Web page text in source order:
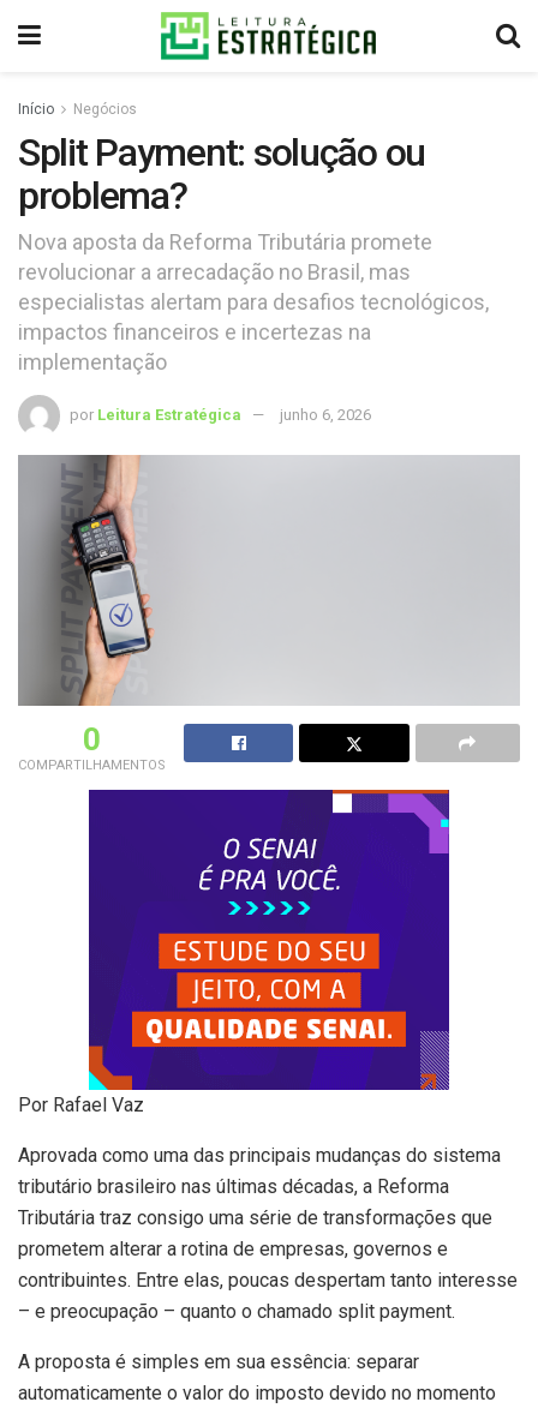
Início Negócios
Split Payment: solução ou
problema?
Nova aposta da Reforma Tributária promete
revolucionar a arrecadação no Brasil, mas
especialistas alertam para desafios tecnológicos,
impactos financeiros e incertezas na
implementação
por Leitura Estratégica junho 6, 2026
0
COMPARTILHAMENTOS
Por Rafael Vaz
Aprovada como uma das principais mudanças do sistema
tributário brasileiro nas últimas décadas, a Reforma
Tributária traz consigo uma série de transformações que
prometem alterar a rotina de empresas, governos e
contribuintes. Entre elas, poucas despertam tanto interesse
– e preocupação – quanto o chamado split payment.
A proposta é simples em sua essência: separar
automaticamente o valor do imposto devido no momento